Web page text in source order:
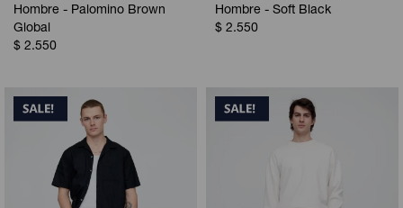
Hombre - Palomino Brown
Global
$ 2.550
Hombre - Soft Black
$ 2.550